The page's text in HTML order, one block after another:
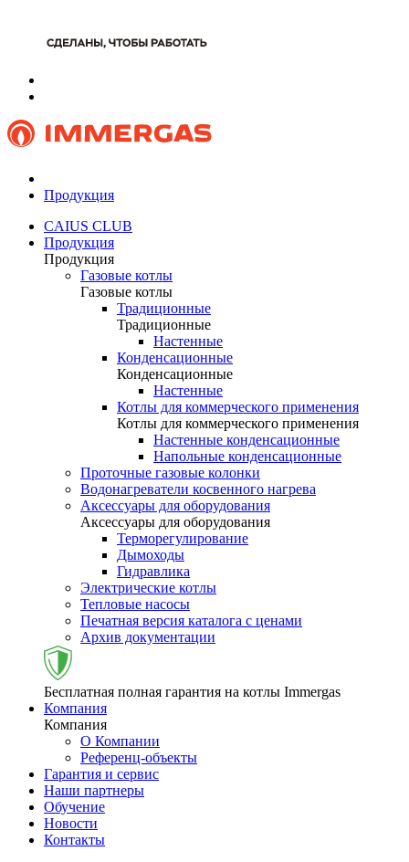
Продукция
CAIUS CLUB
Продукция
Продукция
Газовые котлы
Газовые котлы
Традиционные
Традиционные
Настенные
Конденсационные
Конденсационные
Настенные
Котлы для коммерческого применения
Котлы для коммерческого применения
Настенные конденсационные
Напольные конденсационные
Проточные газовые колонки
Водонагреватели косвенного нагрева
Аксессуары для оборудования
Аксессуары для оборудования
Терморегулирование
Дымоходы
Гидравлика
Электрические котлы
Тепловые насосы
Печатная версия каталога с ценами
Архив документации
Бесплатная полная гарантия на котлы Immergas
Компания
Компания
О Компании
Референц-объекты
Гарантия и сервис
Наши партнеры
Обучение
Новости
Контакты